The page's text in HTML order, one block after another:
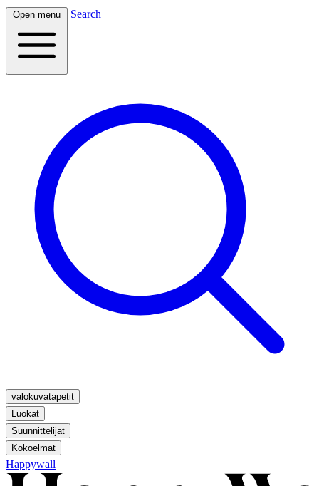
Open menu Search
valokuvatapetit
Luokat
Suunnittelijat
Kokoelmat
Happywall